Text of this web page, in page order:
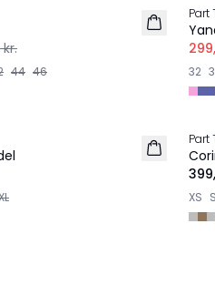
44 46
Part
32
Part
XS S